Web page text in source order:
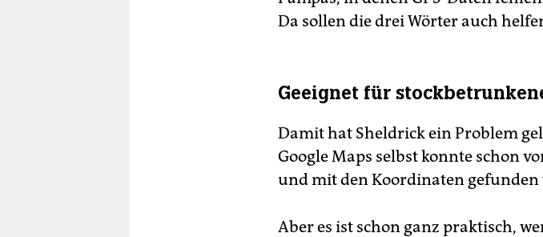
Da sollen die drei Wörter auch
Geeignet für
Damit hat Sheldrick ein Problem
Google Maps selbst konnte schon
und mit den Koordinaten gefunden
Aber es ist schon ganz praktisch,